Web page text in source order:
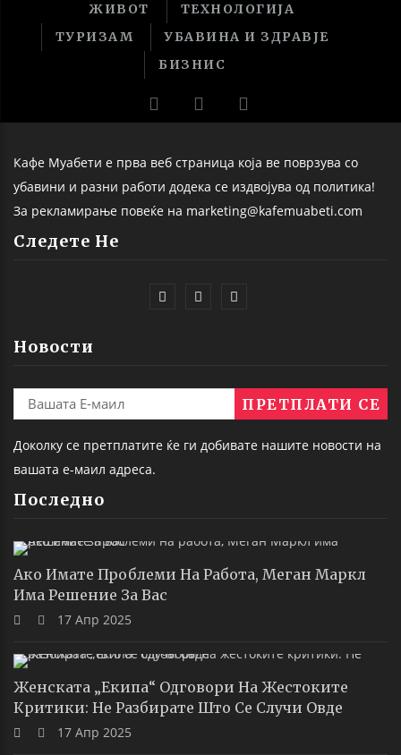
ЖИВОТ
ТЕХНОЛОГИЈА
ТУРИЗАМ
УБАВИНА И ЗДРАВЈЕ
БИЗНИС
Кафе Муабети е прва веб страница која ве поврзува со
убавини и разни работи додека се издвојува од политика!
За рекламирање повеќе на marketing@kafemuabeti.com
Следете Не
Новости
Доколку се претплатите ќе ги добивате нашите новости на
вашата е-маил адреса.
Последно
Ако Имате Проблеми На Работа, Меган Маркл
Има Решение За Вас
17 Апр 2025
Женската „екипа“ Одговори На Жестоките
Критики: Не Разбирате Што Се Случи Овде
17 Апр 2025